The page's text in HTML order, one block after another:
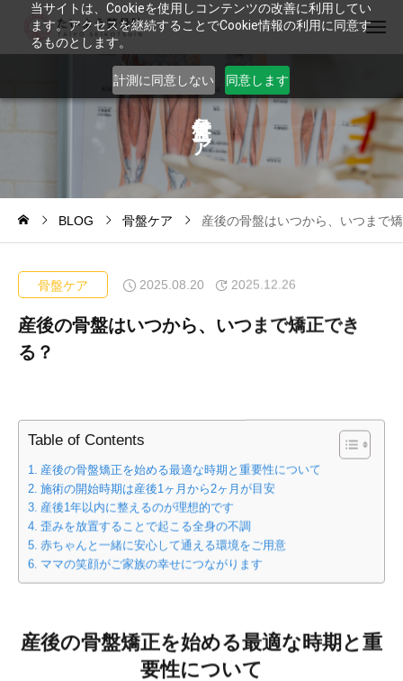
当サイトは、Cookieを使用しコンテンツの改善に利用してい
ます。アクセスを継続することでCookie情報の利用に同意す
るものとします。
計測に同意しない 同意します
ケ
ア
BLOG 骨盤ケア 産後の骨盤はいつから、いつまで
骨盤ケア 2025.08.20 2025.12.26
産後の骨盤はいつから、いつまで矯正でき
る？
Table of Contents
産後の骨盤矯正を始める最適な時期と重要性について
施術の開始時期は産後1ヶ月から2ヶ月が目安
産後1年以内に整えるのが理想的です
歪みを放置することで起こる全身の不調
赤ちゃんと一緒に安心して通える環境をご用意
ママの笑顔がご家族の幸せにつながります
産後の骨盤矯正を始める最適な時期と重
要性について